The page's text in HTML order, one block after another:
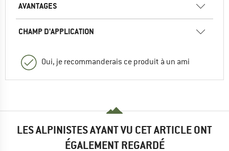
AVANTAGES
CHAMP D'APPLICATION
Oui, je recommanderais ce produit à un ami
LES ALPINISTES AYANT VU CET ARTICLE ONT
ÉGALEMENT REGARDÉ